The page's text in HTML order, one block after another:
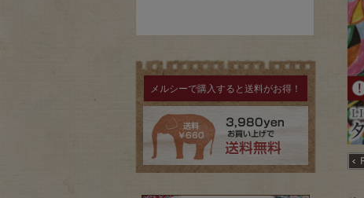
メルシーで購入すると送料がお得！